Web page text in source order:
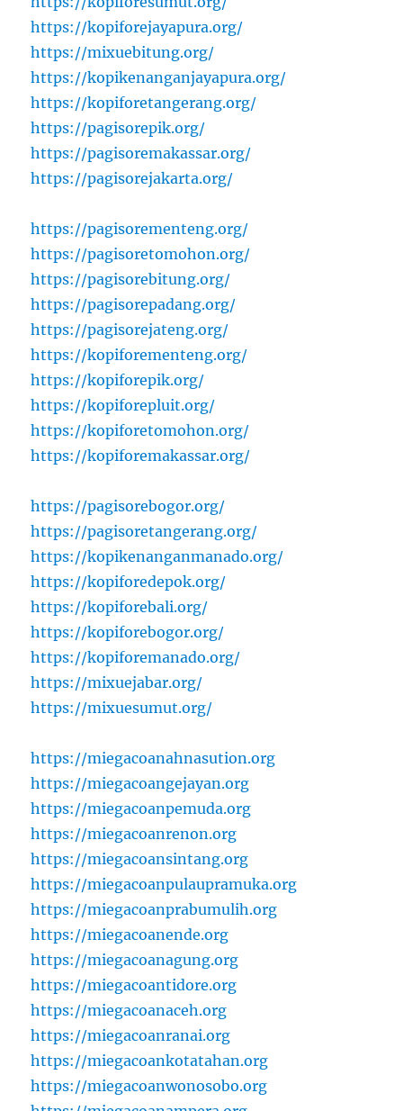
https://kopiforejayapura.org/
https://mixuebitung.org/
https://kopikenanganjayapura.org/
https://kopiforetangerang.org/
https://pagisorepik.org/
https://pagisoremakassar.org/
https://pagisorejakarta.org/
https://pagisorementeng.org/
https://pagisoretomohon.org/
https://pagisorebitung.org/
https://pagisorepadang.org/
https://pagisorejateng.org/
https://kopiforementeng.org/
https://kopiforepik.org/
https://kopiforepluit.org/
https://kopiforetomohon.org/
https://kopiforemakassar.org/
https://pagisorebogor.org/
https://pagisoretangerang.org/
https://kopikenanganmanado.org/
https://kopiforedepok.org/
https://kopiforebali.org/
https://kopiforebogor.org/
https://kopiforemanado.org/
https://mixuejabar.org/
https://mixuesumut.org/
https://miegacoanahnasution.org
https://miegacoangejayan.org
https://miegacoanpemuda.org
https://miegacoanrenon.org
https://miegacoansintang.org
https://miegacoanpulaupramuka.org
https://miegacoanprabumulih.org
https://miegacoanende.org
https://miegacoanagung.org
https://miegacoantidore.org
https://miegacoanaceh.org
https://miegacoanranai.org
https://miegacoankotatahan.org
https://miegacoanwonosobo.org